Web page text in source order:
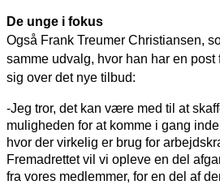
De unge i fokus
Også Frank Treumer Christiansen,
samme udvalg, hvor han har en
sig over det nye tilbud:
-Jeg tror, det kan være med til at
muligheden for at komme i gang
hvor der virkelig er brug for
Fremadrettet vil vi opleve en del
fra vores medlemmer, for en del af